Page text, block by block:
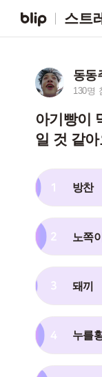
스트
동동
130명
아기빵이
일 것 같
1 방찬
2 노쪽
3 돼끼
4 누를